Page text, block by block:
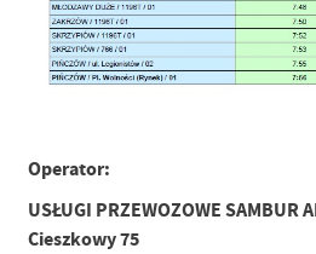
Operator:
USŁUGI PRZEWOZOWE SAMBUR
Cieszkowy 75